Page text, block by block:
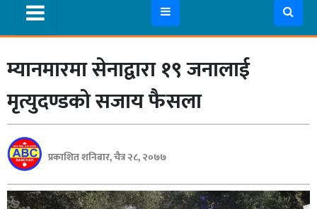
मुख्य
समाचार
कुटनीती
अर्थ
रसरङ्ग
यौन/
स्वास्थ्य
भिडियो
म्यानमारमा सेनाद्वारा १९ जनालाई
मृत्युदण्डको सजाय फैसला
प्रकाशित शनिबार, चैत्र २८, २०७७